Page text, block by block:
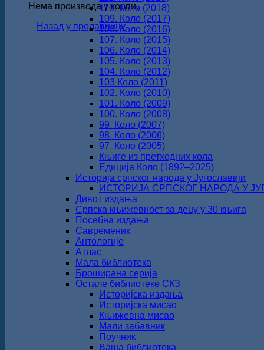
Нема производа у корпи.
Назад у продавницу
110. Коло (2018)
109. Коло (2017)
108. Коло (2016)
107. Коло (2015)
106. Коло (2014)
105. Коло (2013)
104. Коло (2012)
103 Коло (2011)
102. Коло (2010)
101. Коло (2009)
100. Коло (2008)
99. Коло (2007)
98. Коло (2006)
97. Коло (2005)
Књиге из претходних кола
Едиција Коло (1892‒2025)
Историја српског народа у Југославији
ИСТОРИЈА СРПСКОГ НАРОДА У
Дивот издања
Српска књижевност за децу у 30 књига
Посебна издања
Савременик
Антологије
Атлас
Мала библиотека
Броширана серија
Остале библиотеке СКЗ
Историјска издања
Историјска мисао
Књижевна мисао
Мали забавник
Поучник
Ваша библиотека